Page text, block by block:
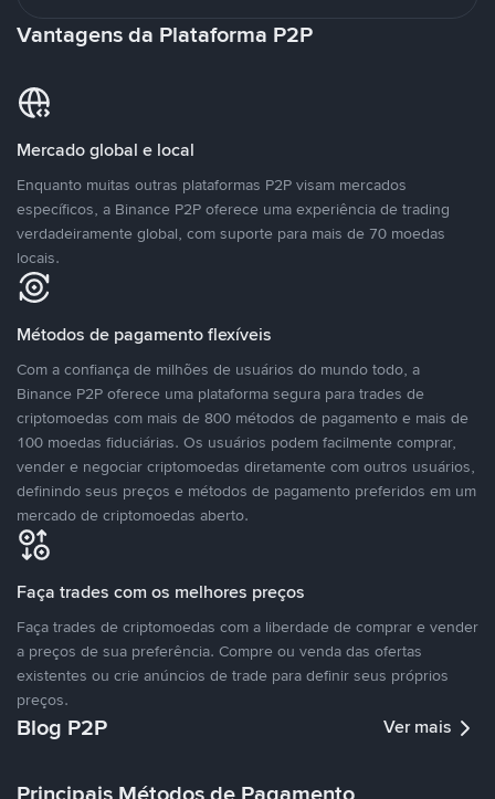
Vantagens da Plataforma P2P
Mercado global e local
Enquanto muitas outras plataformas P2P visam mercados
específicos, a Binance P2P oferece uma experiência de trading
verdadeiramente global, com suporte para mais de 70 moedas
locais.
Métodos de pagamento flexíveis
Com a confiança de milhões de usuários do mundo todo, a
Binance P2P oferece uma plataforma segura para trades de
criptomoedas com mais de 800 métodos de pagamento e mais de
100 moedas fiduciárias. Os usuários podem facilmente comprar,
vender e negociar criptomoedas diretamente com outros usuários,
definindo seus preços e métodos de pagamento preferidos em um
mercado de criptomoedas aberto.
Faça trades com os melhores preços
Faça trades de criptomoedas com a liberdade de comprar e vender
a preços de sua preferência. Compre ou venda das ofertas
existentes ou crie anúncios de trade para definir seus próprios
preços.
Blog P2P Ver mais